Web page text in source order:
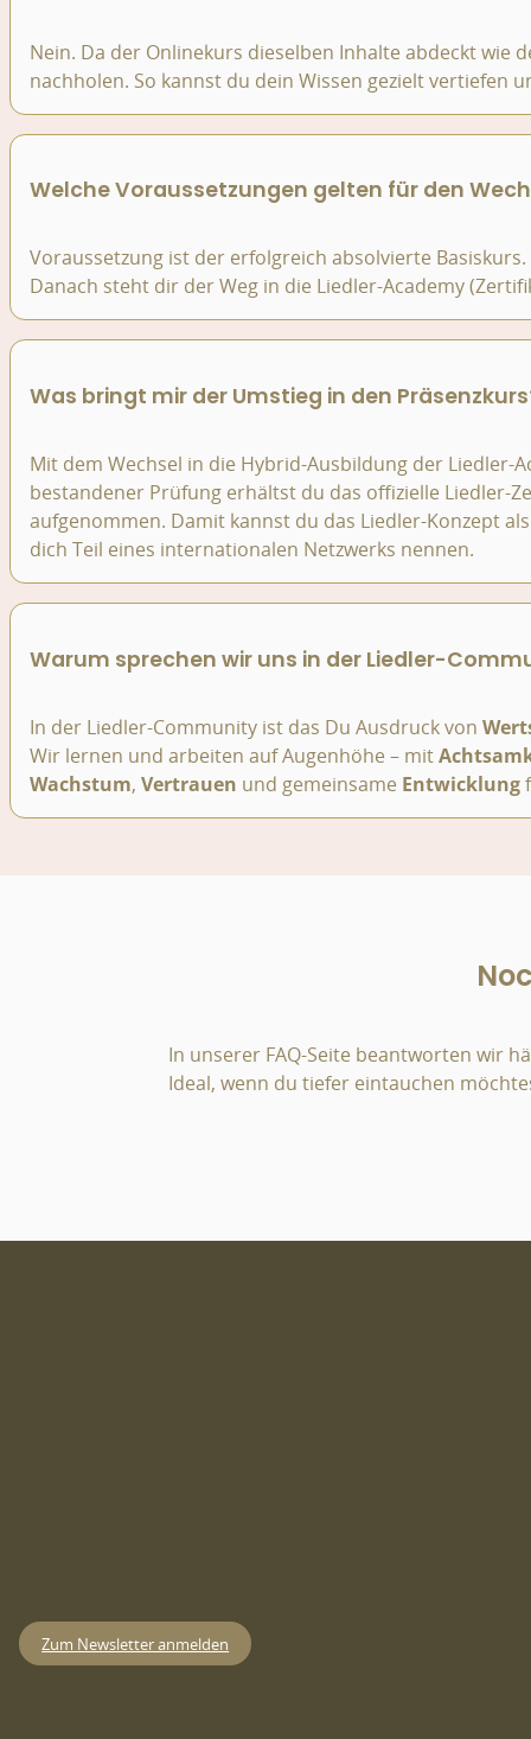
Nein. Da der Onlinekurs dieselben Inhalte abdeckt wie
nachholen. So kannst du dein Wissen gezielt vertiefen
Welche Voraussetzungen gelten für den
Voraussetzung ist der erfolgreich absolvierte Basiskurs.
Danach steht dir der Weg in die Liedler-Academy
Was bringt mir der Umstieg in den
Mit dem Wechsel in die Hybrid-Ausbildung der
bestandener Prüfung erhältst du das offizielle Liedler-
aufgenommen. Damit kannst du das Liedler-Konzept
dich Teil eines internationalen Netzwerks nennen.
Warum sprechen wir uns in der Liedler-
In der Liedler-Community ist das Du Ausdruck von
Wir lernen und arbeiten auf Augenhöhe – mit
Wachstum, Vertrauen und gemeinsame Entwicklung
In unserer FAQ-Seite beantworten wir
Ideal, wenn du tiefer eintauchen
Zum Newsletter anmelden